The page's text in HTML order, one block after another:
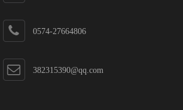
0574-27664806
382315390@qq.com